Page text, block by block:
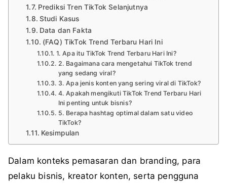
Prediksi Tren TikTok Selanjutnya
Studi Kasus
Data dan Fakta
(FAQ) TikTok Trend Terbaru Hari Ini
1. Apa itu TikTok Trend Terbaru Hari Ini?
2. Bagaimana cara mengetahui TikTok trend
yang sedang viral?
3. Apa jenis konten yang sering viral di TikTok?
4. Apakah mengikuti TikTok Trend Terbaru Hari
Ini penting untuk bisnis?
5. Berapa hashtag optimal dalam satu video
TikTok?
Kesimpulan
Dalam konteks pemasaran dan branding, para
pelaku bisnis, kreator konten, serta pengguna